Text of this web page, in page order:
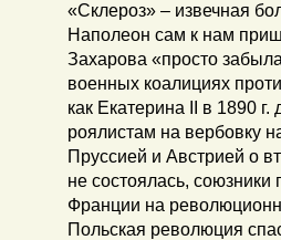
«Склероз» – извечная
Наполеон сам к нам
Захарова «просто
военных коалициях
как Екатерина II в 1890
роялистам на вербовку
Пруссией и Австрией о
не состоялась,
Франции на
Польская революция